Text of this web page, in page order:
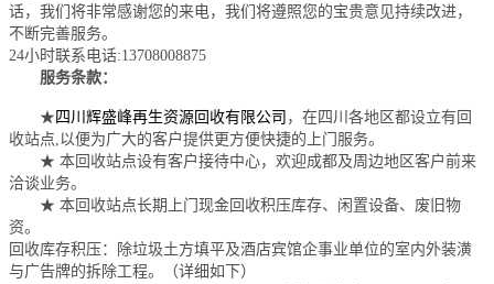
话，我们将非常感谢您的来电，我们将遵照您的宝贵意见持续改进，
不断完善服务。
24小时联系电话:13708008875
服务条款：
★ 四川辉盛峰再生资源回收有限公司 ，在四川各地区都设立有回
收站点,以便为广大的客户提供更方便快捷的上门服务。
★ 本回收站点设有客户接待中心，欢迎成都及周边地区客户前来
洽谈业务。
★ 本回收站点长期上门现金回收积压库存、闲置设备、废旧物
资。
回收库存积压：除垃圾土方填平及酒店宾馆企事业单位的室内外装潢
与广告牌的拆除工程。（详细如下）